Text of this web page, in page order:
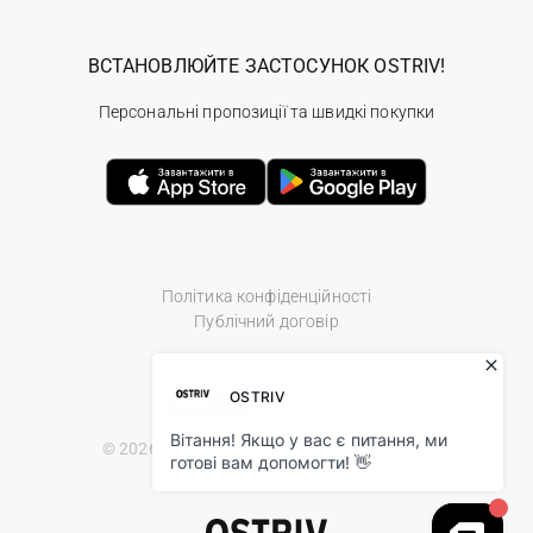
Політика конфіденційності
Публічний договір
© 2026 Ostriv.ua Store. All Rights Reserved.
ВСТАНОВЛЮЙТЕ ЗАСТОСУНОК OSTRIV!
Персональні пропозиції та швидкі покупки